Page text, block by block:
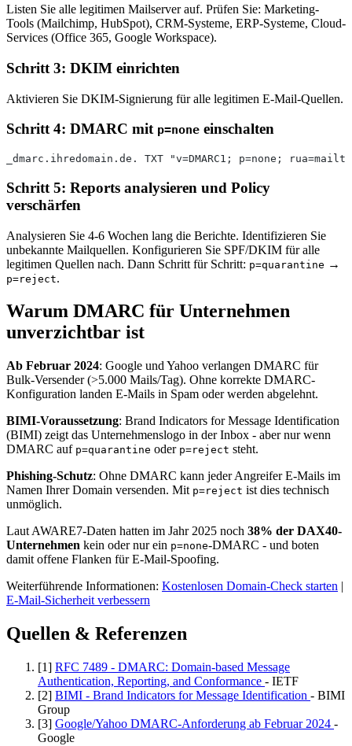
Listen Sie alle legitimen Mailserver auf. Prüfen Sie: Marketing-
Tools (Mailchimp, HubSpot), CRM-Systeme, ERP-Systeme, Cloud-
Services (Office 365, Google Workspace).
Schritt 3: DKIM einrichten
Aktivieren Sie DKIM-Signierung für alle legitimen E-Mail-Quellen.
Schritt 4: DMARC mit p=none einschalten
_dmarc.ihredomain.de. TXT "v=DMARC1; p=none;
Schritt 5: Reports analysieren und Policy
verschärfen
Analysieren Sie 4-6 Wochen lang die Berichte. Identifizieren Sie
unbekannte Mailquellen. Konfigurieren Sie SPF/DKIM für alle
legitimen Quellen nach. Dann Schritt für Schritt: p=quarantine →
p=reject.
Warum DMARC für Unternehmen
unverzichtbar ist
Ab Februar 2024: Google und Yahoo verlangen DMARC für
Bulk-Versender (>5.000 Mails/Tag). Ohne korrekte DMARC-
Konfiguration landen E-Mails in Spam oder werden abgelehnt.
BIMI-Voraussetzung: Brand Indicators for Message Identification
(BIMI) zeigt das Unternehmenslogo in der Inbox - aber nur wenn
DMARC auf p=quarantine oder p=reject steht.
Phishing-Schutz: Ohne DMARC kann jeder Angreifer E-Mails im
Namen Ihrer Domain versenden. Mit p=reject ist dies technisch
unmöglich.
Laut AWARE7-Daten hatten im Jahr 2025 noch 38% der DAX40-
Unternehmen kein oder nur ein p=none-DMARC - und boten
damit offene Flanken für E-Mail-Spoofing.
Weiterführende Informationen: Kostenlosen Domain-Check starten |
E-Mail-Sicherheit verbessern
Quellen & Referenzen
[1] RFC 7489 - DMARC: Domain-based Message
Authentication, Reporting, and Conformance - IETF
[2] BIMI - Brand Indicators for Message Identification - BIMI
Group
[3] Google/Yahoo DMARC-Anforderung ab Februar 2024 -
Google